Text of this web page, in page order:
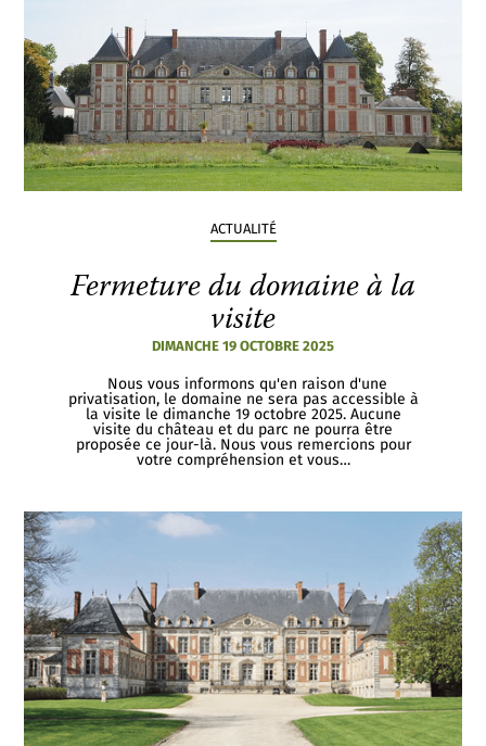
ACTUALITÉ
Fermeture du domaine à la
visite
DIMANCHE 19 OCTOBRE 2025
Nous vous informons qu'en raison d'une
privatisation, le domaine ne sera pas accessible à
la visite le dimanche 19 octobre 2025. Aucune
visite du château et du parc ne pourra être
proposée ce jour-là. Nous vous remercions pour
votre compréhension et vous…